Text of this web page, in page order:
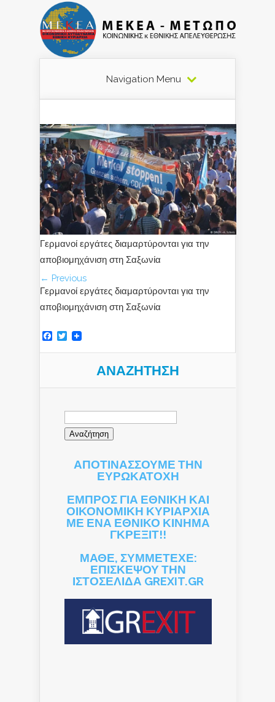
Navigation Menu
Γερμανοί εργάτες διαμαρτύρονται για την
αποβιομηχάνιση στη Σαξωνία
← Previous
Γερμανοί εργάτες διαμαρτύρονται για την
αποβιομηχάνιση στη Σαξωνία
Facebook
Twitter
ΑΝΑΖΉΤΗΣΗ
Αναζήτηση
ΑΠΟΤΙΝΑΣΣΟΥΜΕ ΤΗΝ
ΕΥΡΩΚΑΤΟΧΗ
ΕΜΠΡΟΣ ΓΙΑ ΕΘΝΙΚΗ ΚΑΙ
ΟΙΚΟΝΟΜΙΚΗ ΚΥΡΙΑΡΧΙΑ
ΜΕ ΕΝΑ ΕΘΝΙΚΟ ΚΙΝΗΜΑ
ΓΚΡΕΞΙΤ!!
ΜΑΘΕ, ΣΥΜΜΕΤΕΧΕ:
ΕΠΙΣΚΕΨΟΥ ΤΗΝ
ΙΣΤΟΣΕΛΙΔΑ GREXIT.GR